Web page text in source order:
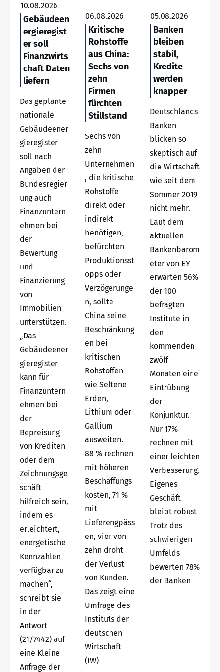
10.08.2026
Gebäudeen
ergieregist
er soll
Finanzwirts
chaft Daten
liefern
Das geplante
nationale
Gebäudeener
gieregister
soll nach
Angaben der
Bundesregier
ung auch
Finanzuntern
ehmen bei
der
Bewertung
und
Finanzierung
von
Immobilien
unterstützen.
„Das
Gebäudeener
gieregister
kann für
Finanzuntern
ehmen bei
der
Bepreisung
von Krediten
oder dem
Zeichnungsge
schäft
hilfreich sein,
indem es
erleichtert,
energetische
Kennzahlen
verfügbar zu
machen“,
schreibt sie
in der
Antwort
(21/7442) auf
eine Kleine
Anfrage der
06.08.2026
Kritische
Rohstoffe
aus China:
Sechs von
zehn
Firmen
fürchten
Stillstand
Sechs von
zehn
Unternehmen
, die kritische
Rohstoffe
direkt oder
indirekt
benötigen,
befürchten
Produktionsst
opps oder
Verzögerunge
n, sollte
China seine
Beschränkung
en bei
kritischen
Rohstoffen
wie Seltene
Erden,
Lithium oder
Gallium
ausweiten.
88 % rechnen
mit höheren
Beschaffungs
kosten, 71 %
mit
Lieferengpäss
en, vier von
zehn droht
der Verlust
von Kunden.
Das zeigt eine
Umfrage des
Instituts der
deutschen
Wirtschaft
(IW)
05.08.2026
Banken
bleiben
stabil,
Kredite
werden
knapper
Deutschlands
Banken
blicken so
skeptisch auf
die Wirtschaft
wie seit dem
Sommer 2019
nicht mehr.
Laut dem
aktuellen
Bankenbarom
eter von EY
erwarten 56%
der 100
befragten
Institute in
den
kommenden
zwölf
Monaten eine
Eintrübung
der
Konjunktur.
Nur 17%
rechnen mit
einer leichten
Verbesserung.
Eigenes
Geschäft
bleibt robust
Trotz des
schwierigen
Umfelds
bewerten 78%
der Banken